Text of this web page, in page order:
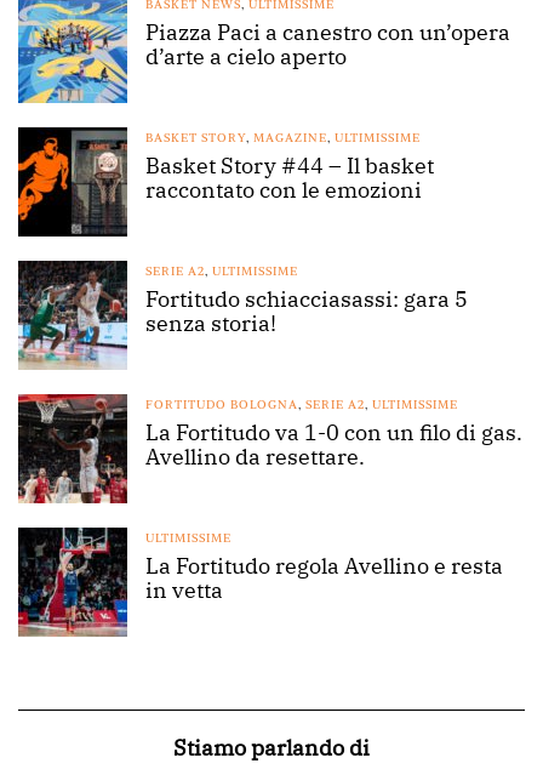
BASKET NEWS, ULTIMISSIME
Piazza Paci a canestro con un’opera
d’arte a cielo aperto
BASKET STORY, MAGAZINE, ULTIMISSIME
Basket Story #44 – Il basket
raccontato con le emozioni
SERIE A2, ULTIMISSIME
Fortitudo schiacciasassi: gara 5
senza storia!
FORTITUDO BOLOGNA, SERIE A2, ULTIMISSIME
La Fortitudo va 1-0 con un filo di gas.
Avellino da resettare.
ULTIMISSIME
La Fortitudo regola Avellino e resta
in vetta
Stiamo parlando di